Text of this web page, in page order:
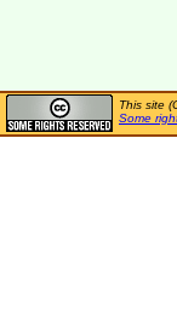
This site
Some